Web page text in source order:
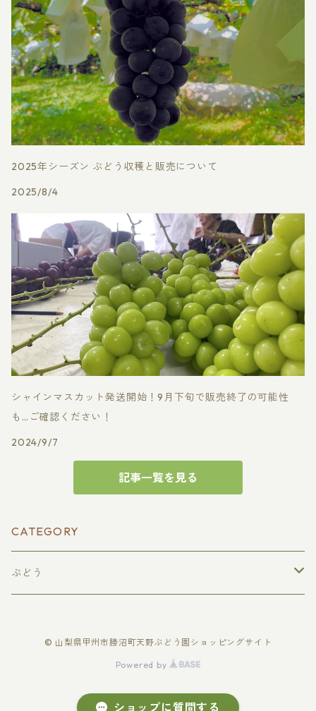
2025年シーズン ぶどう収穫と販売について
2025/8/4
シャインマスカット発送開始！9月下旬で販売終了の可能性
も…ご確認ください！
2024/9/7
記事一覧を見る
CATEGORY
ぶどう
シャインマスカット
© 山梨県甲州市勝沼町天野ぶどう園ショッピングサイト
Powered by
ショップに質問する